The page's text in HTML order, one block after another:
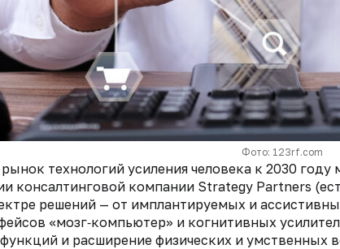
Фото: 123rf.com
технологий усиления человека к 2030
консалтинговой компании Strategy Partners
решений — от имплантируемых и
«мозг‑компьютер» и когнитивных
и расширение физических и умственных